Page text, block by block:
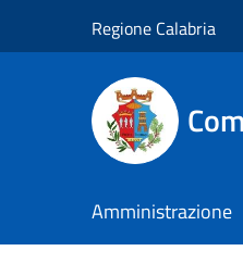
Regione Calabria
Amministrazione